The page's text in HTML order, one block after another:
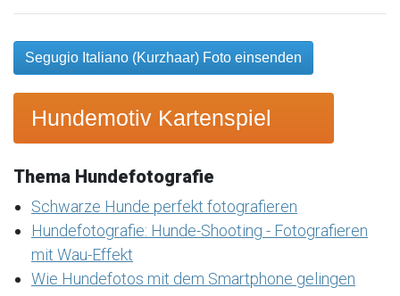
Segugio Italiano (Kurzhaar) Foto einsenden
Hundemotiv Kartenspiel
Thema Hundefotografie
Schwarze Hunde perfekt fotografieren
Hundefotografie: Hunde-Shooting - Fotografieren
mit Wau-Effekt
Wie Hundefotos mit dem Smartphone gelingen